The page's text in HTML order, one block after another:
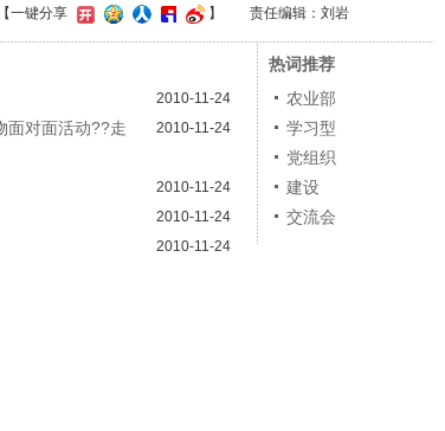
【一键分享 】 责任编辑：刘岩
2010-11-24
面对面活动??走
2010-11-24
2010-11-24
2010-11-24
2010-11-24
热词推荐
农业部
学习型
党组织
建设
交流会